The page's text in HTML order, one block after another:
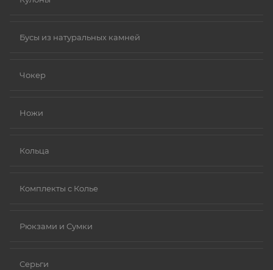
Бусы из натуральных камней
Чокер
Ножи
Кольца
Комплекты с Колье
Рюкзами и Сумки
Серьги